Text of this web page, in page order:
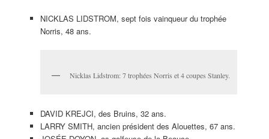
NICKLAS LIDSTROM, sept fois vainqueur du trophée
Norris, 48 ans.
Nicklas Lidstrom: 7 trophées Norris et 4 coupes Stanley.
DAVID KREJCI, des Bruins, 32 ans.
LARRY SMITH, ancien président des Alouettes, 67 ans.